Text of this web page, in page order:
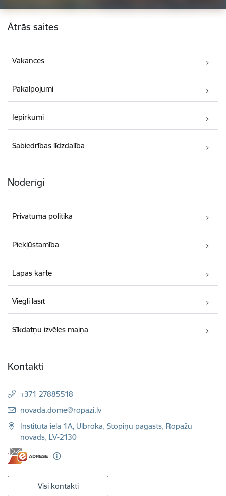
Kājene
Ātrās saites
Vakances
Pakalpojumi
Iepirkumi
Sabiedrības līdzdalība
Noderīgi
Privātuma politika
Piekļūstamība
Lapas karte
Viegli lasīt
Sīkdatņu izvēles maiņa
Kontakti
+371 27885518
E-pasts:
novada.dome@ropazi.lv
Institūta iela 1A, Ulbroka, Stopiņu pagasts, Ropažu
novads, LV-2130
Visi kontakti